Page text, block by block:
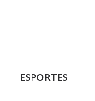
ESPORTES